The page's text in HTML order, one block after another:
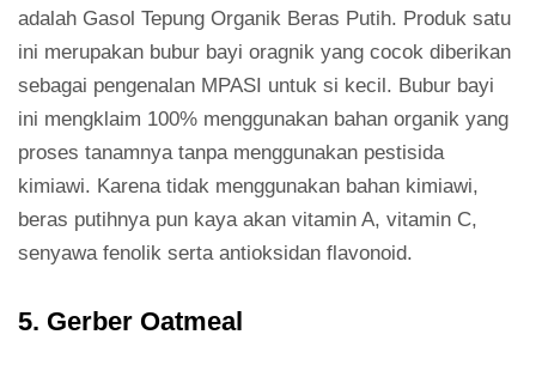
adalah Gasol Tepung Organik Beras Putih. Produk satu
ini merupakan bubur bayi oragnik yang cocok diberikan
sebagai pengenalan MPASI untuk si kecil. Bubur bayi
ini mengklaim 100% menggunakan bahan organik yang
proses tanamnya tanpa menggunakan pestisida
kimiawi. Karena tidak menggunakan bahan kimiawi,
beras putihnya pun kaya akan vitamin A, vitamin C,
senyawa fenolik serta antioksidan flavonoid.
5. Gerber Oatmeal